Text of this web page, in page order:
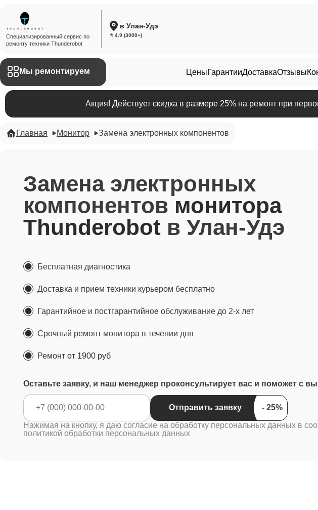
Специализированный сервис по
ремонту техники Thunderobot
в Улан-Удэ
⭐ 4.9 (3000+)
Мы ремонтируем ЦеныГарантииДоставкаОтзывы
Акция! Действует скидка в размере 25% на ремонт при
Главная Монитор Замена электронных компонентов
Замена электронных
компонентов монитора
Thunderobot в Улан-Удэ
Бесплатная диагностика
Доставка и прием техники курьером бесплатно
Гарантийное и постгарантийное обслуживание до 2-х лет
Срочный ремонт монитора в течении дня
Ремонт от 1900 руб
Оставьте заявку, и наш менеджер проконсультирует вас и поможет с
Отправить заявку
Нажимая на кнопку, я даю согласие на обработку персональных данных в
политикой обработки персональных данных